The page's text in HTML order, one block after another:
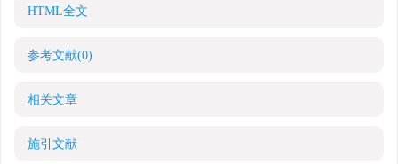
HTML全文
参考文献(0)
相关文章
施引文献